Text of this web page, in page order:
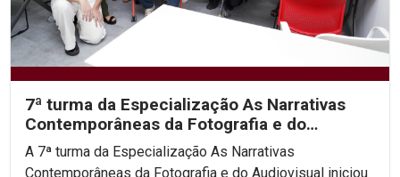
7ª turma da Especialização As Narrativas
Contemporâneas da Fotografia e do
Audiovisual
A 7ª turma da Especialização As Narrativas
Contemporâneas da Fotografia e do Audiovisual iniciou